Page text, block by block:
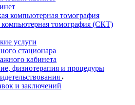
компьютерная томография
компьютерная томография (СКТ)
услуги
стационара
кабинета
физиотерапия и процедуры
и заключений